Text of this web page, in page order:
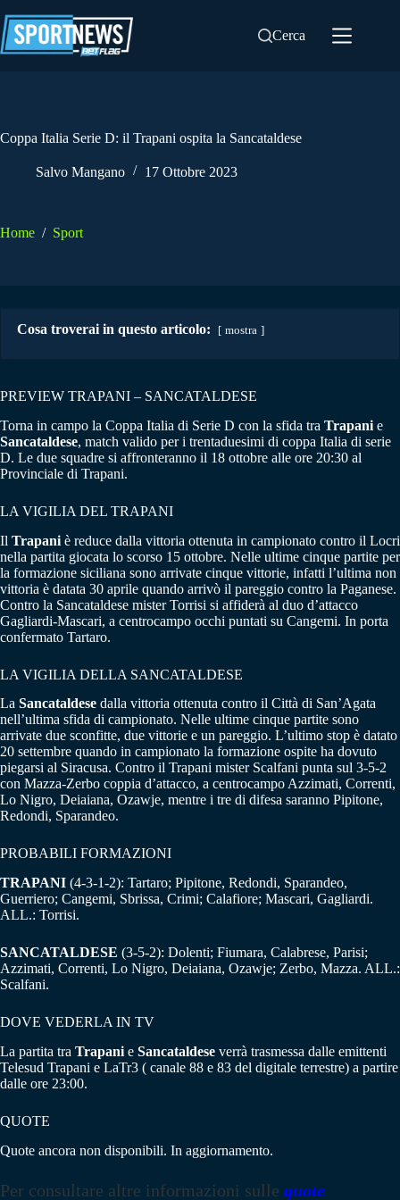
al
contenuto
Cerca
Coppa Italia Serie D: il Trapani ospita la Sancataldese
Salvo Mangano 17 Ottobre 2023
Home / Sport
Cosa troverai in questo articolo: mostra
PREVIEW TRAPANI – SANCATALDESE
Torna in campo la Coppa Italia di Serie D con la sfida tra Trapani e
Sancataldese, match valido per i trentaduesimi di coppa Italia di serie
D. Le due squadre si affronteranno il 18 ottobre alle ore 20:30 al
Provinciale di Trapani.
LA VIGILIA DEL TRAPANI
Il Trapani è reduce dalla vittoria ottenuta in campionato contro il Locri
nella partita giocata lo scorso 15 ottobre. Nelle ultime cinque partite per
la formazione siciliana sono arrivate cinque vittorie, infatti l’ultima non
vittoria è datata 30 aprile quando arrivò il pareggio contro la Paganese.
Contro la Sancataldese mister Torrisi si affiderà al duo d’attacco
Gagliardi-Mascari, a centrocampo occhi puntati su Cangemi. In porta
confermato Tartaro.
LA VIGILIA DELLA SANCATALDESE
La Sancataldese dalla vittoria ottenuta contro il Città di San’Agata
nell’ultima sfida di campionato. Nelle ultime cinque partite sono
arrivate due sconfitte, due vittorie e un pareggio. L’ultimo stop è datato
20 settembre quando in campionato la formazione ospite ha dovuto
piegarsi al Siracusa. Contro il Trapani mister Scalfani punta sul 3-5-2
con Mazza-Zerbo coppia d’attacco, a centrocampo Azzimati, Correnti,
Lo Nigro, Deiaiana, Ozawje, mentre i tre di difesa saranno Pipitone,
Redondi, Sparandeo.
PROBABILI FORMAZIONI
TRAPANI (4-3-1-2): Tartaro; Pipitone, Redondi, Sparandeo,
Guerriero; Cangemi, Sbrissa, Crimi; Calafiore; Mascari, Gagliardi.
ALL.: Torrisi.
SANCATALDESE (3-5-2): Dolenti; Fiumara, Calabrese, Parisi;
Azzimati, Correnti, Lo Nigro, Deiaiana, Ozawje; Zerbo, Mazza. ALL.:
Scalfani.
DOVE VEDERLA IN TV
La partita tra Trapani e Sancataldese verrà trasmessa dalle emittenti
Telesud Trapani e LaTr3 ( canale 88 e 83 del digitale terrestre) a partire
dalle ore 23:00.
QUOTE
Quote ancora non disponibili. In aggiornamento.
Per consultare altre informazioni sulle quote